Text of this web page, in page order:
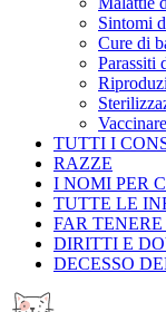
Sintomi
Cure di
Parassiti
TUTTI I
RAZZE
I NOMI PER
TUTTE LE
FAR
DIRITTI E
DECESSO